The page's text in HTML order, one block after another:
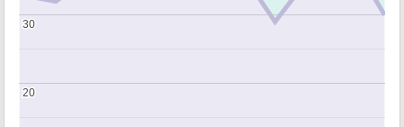
20
20
30
30